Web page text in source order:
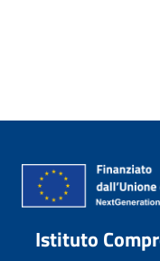
Istituto